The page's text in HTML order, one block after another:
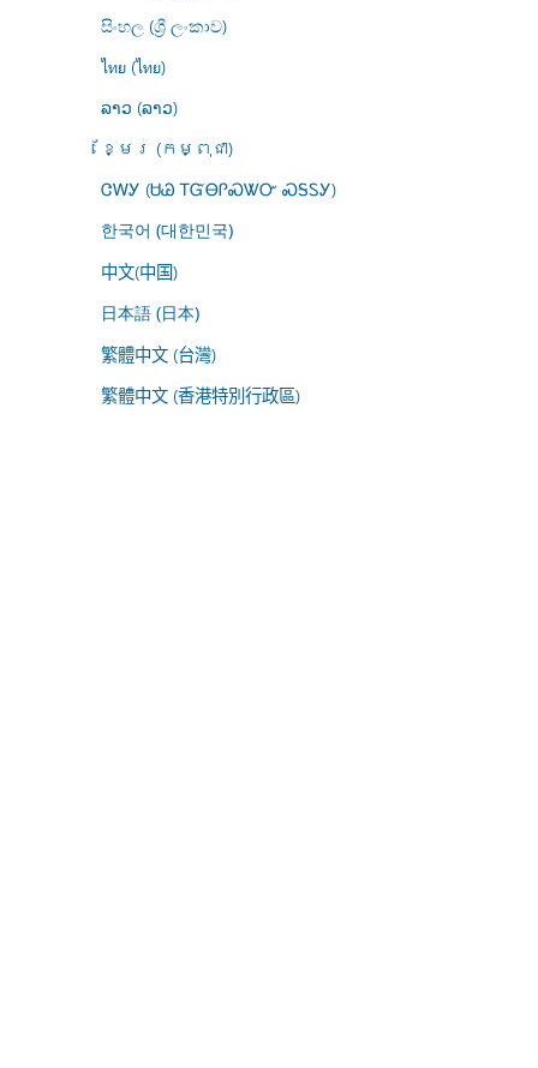
සිංහල (ශ්‍රී ලංකාව)
ไทย (ไทย)
ລາວ (ລາວ)
ខ្មែរ (កម្ពុជា)
ᏣᎳᎩ (ᏌᏊ ᎢᏳᎾᎵᏍᏔᏅ ᏍᎦᏚᎩ)
한국어 (대한민국)
中文(中国)
日本語 (日本)
繁體中文 (台灣)
繁體中文 (香港特別行政區)